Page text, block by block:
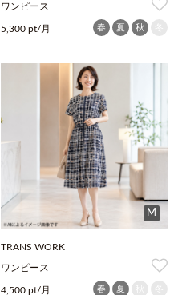
ワンピース
5,300 pt/月 春 夏 秋
M
TRANS WORK
ワンピース
4,500 pt/月 春 夏